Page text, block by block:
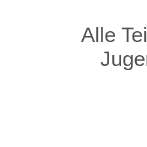
Alle